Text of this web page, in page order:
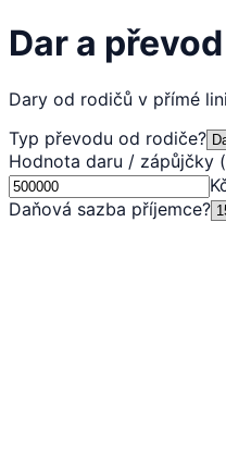
Dar a
Dary od rodičů v přímé
Typ převodu od rodiče?
Hodnota daru / zápůjčky
Daňová sazba příjemce?